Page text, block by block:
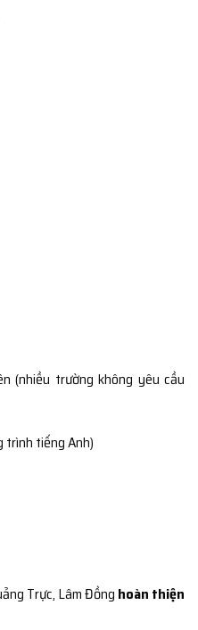
(nhiều trường không yêu cầu
trình tiếng Anh)
Trực, Lâm Đồng hoàn thiện